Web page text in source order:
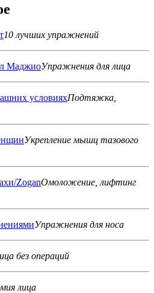
10 лучших упражнений
МаджиоУпражнения для лица
условияхПодтяжка,
Укрепление мышц тазового
ZoganОмоложение, лифтинг
Упражнения для носа
без операций
лица